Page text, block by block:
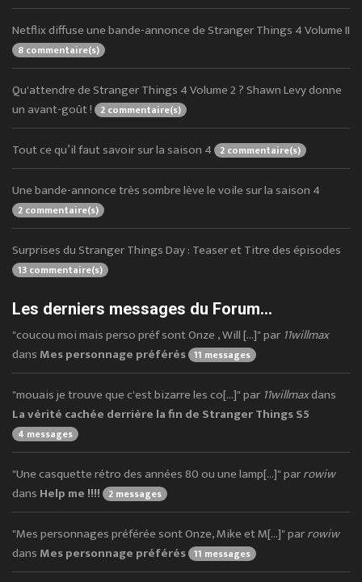
Netflix diffuse une bande-annonce de Stranger Things 4 Volume II
8 commentaire(s)
Qu'attendre de Stranger Things 4 Volume 2 ? Shawn Levy donne
un avant-goût ! 2 commentaire(s)
Tout ce qu’il faut savoir sur la saison 4 2 commentaire(s)
Une bande-annonce très sombre lève le voile sur la saison 4
2 commentaire(s)
Surprises du Stranger Things Day : Teaser et Titre des épisodes
13 commentaire(s)
Les derniers messages du Forum...
"coucou moi mais perso préf sont Onze , Will [...]" par 11willmax
dans Mes personnage préférés 11 messages
"mouais je trouve que c'est bizarre les co[...]" par 11willmaxdans
La vérité cachée derrière la fin de Stranger Things S5
4 messages
"Une casquette rétro des années 80 ou une lamp[...]" parrowiw
dans Help me !!!! 2 messages
"Mes personnages préférée sont Onze, Mike et M[...]" parrowiw
dans Mes personnage préférés 11 messages